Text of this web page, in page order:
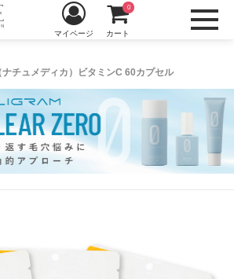
ナチュメディカ）ビタミンC 60カプセル
マイページ カート
0